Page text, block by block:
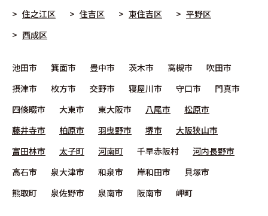
住之江区
住吉区 東住吉区
平野区
西成区
池田市 箕面市 豊中市 茨木市 高槻市
吹田市
摂津市
枚方市 交野市 寝屋川市 守口市
門真市
四條畷市
大東市 東大阪市 八尾市
松原市
藤井寺市
柏原市 羽曳野市 堺市
大阪狭山市
富田林市
太子町 河南町 千早赤阪村
河内長野市
高石市
泉大津市 和泉市 岸和田市
貝塚市
熊取町
泉佐野市 泉南市 阪南市 岬町